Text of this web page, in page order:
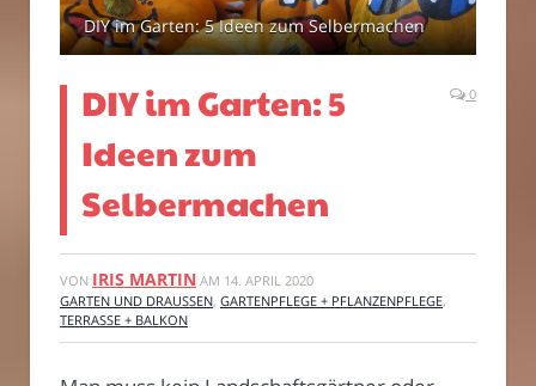
DIY im Garten: 5 Ideen zum Selbermachen
DIY im Garten: 5
Ideen zum
Selbermachen
0
VON IRIS MARTIN AM 14. APRIL 2020
GARTEN UND DRAUSSEN
GARTENPFLEGE + PFLANZENPFLEGE
TERRASSE + BALKON